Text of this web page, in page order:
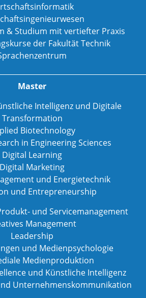
& Studium mit vertiefter Praxis
der Fakultät Technik
Master
Intelligenz und Digitale
Transformation
Biotechnology
in Engineering Sciences
Digital Learning
Digital Marketing
und Energietechnik
und Entrepreneurship
und Servicemanagement
Management
Leadership
und Medienpsychologie
Medienproduktion
und Künstliche Intelligenz
Unternehmenskommunikation